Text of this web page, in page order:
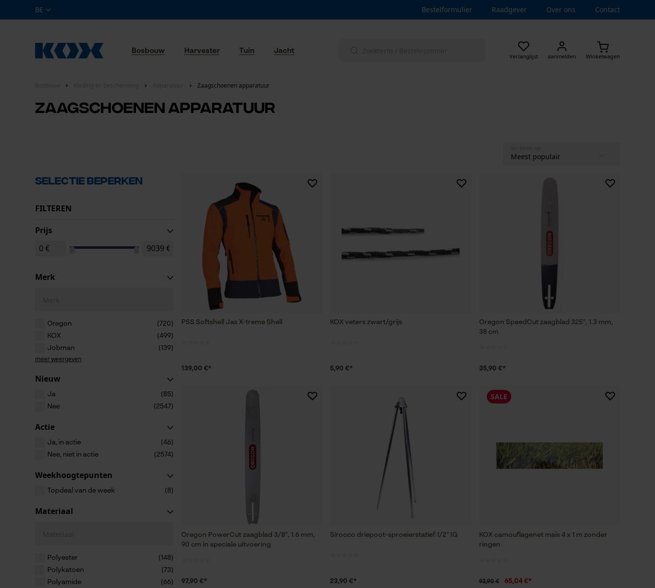
BE Bestelformulier Raadgever Over ons Contact
Verlanglijst aanmelden Winkelwagen
Bosbouw Harvester Tuin Jacht
Zaagschoenen apparatuur
Zaagschoenen apparatuur
Selectie beperken
FILTEREN
Prijs
Merk
Oregon
(720)
KOX
(499)
Jobman
(139)
meer weergeven
Nieuw
Ja
(85)
Nee
(2547)
Actie
Ja, in actie
(46)
Nee, niet in actie
(2574)
Weekhoogtepunten
Topdeal van de week (8)
Materiaal
Polyester
(148)
Polykatoen
(73)
Polyamide
(66)
PSS Softshell Jas X-treme Shell
139,00 €*
KOX veters zwart/grijs
5,90 €*
Oregon SpeedCut zaagblad 325", 1.3 mm,
38 cm
35,90 €*
Oregon PowerCut zaagblad 3/8", 1.6 mm,
90 cm in speciale uitvoering
97,90 €*
Sirocco driepoot-sproeierstatief 1/2" IG
23,90 €*
KOX camouflagenet maïs 4 x 1 m zonder
ringen
SALE
92,90 € 65,04 €*